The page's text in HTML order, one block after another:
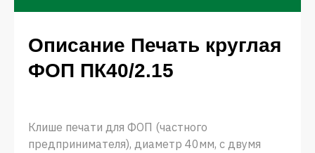
Описание Печать круглая
ФОП ПК40/2.15
Клише печати для ФОП (частного
предпринимателя), диаметр 40мм, с двумя